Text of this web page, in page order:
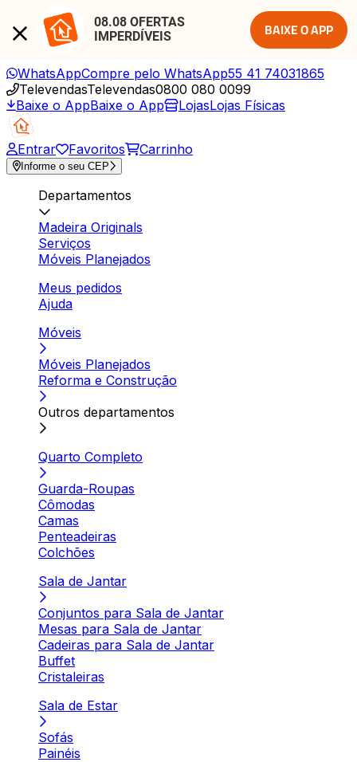
08.08 OFERTAS
IMPERDÍVEIS
BAIXE O APP
WhatsAppCompre pelo WhatsApp55 41 74031865
TelevendasTelevendas0800 080 0099
Baixe o AppBaixe o App LojasLojas Físicas
Entrar Favoritos Carrinho
Informe o seu CEP
Departamentos
Madeira Originals
Serviços
Móveis Planejados
Meus pedidos
Ajuda
Móveis
Móveis Planejados
Reforma e Construção
Outros departamentos
Quarto Completo
Guarda-Roupas
Cômodas
Camas
Penteadeiras
Colchões
Sala de Jantar
Conjuntos para Sala de Jantar
Mesas para Sala de Jantar
Cadeiras para Sala de Jantar
Buffet
Cristaleiras
Sala de Estar
Sofás
Painéis